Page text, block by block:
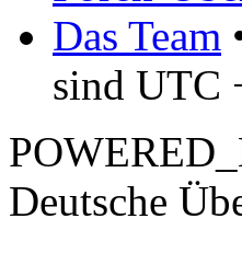
Das Team
sind UTC
Deutsche